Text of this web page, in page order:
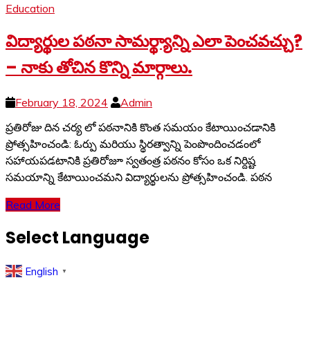
Education
విద్యార్థుల పఠనా సామర్థ్యాన్ని ఎలా పెంచవచ్చు?
– నాకు తోచిన కొన్ని మార్గాలు.
February 18, 2024
Admin
ప్రతిరోజు దిన చర్య లో పఠనానికి కొంత సమయం కేటాయించడానికి
ప్రోత్సహించండి: ఓర్పు మరియు స్థిరత్వాన్ని పెంపొందించడంలో
సహాయపడటానికి ప్రతిరోజూ స్వతంత్ర పఠనం కోసం ఒక నిర్దిష్ట
సమయాన్ని కేటాయించమని విద్యార్థులను ప్రోత్సహించండి. పఠన
Read More
Select Language
English ▼